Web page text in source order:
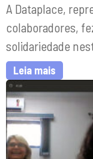
A Dataplace,
colaboradores,
solidariedade
Leia mais